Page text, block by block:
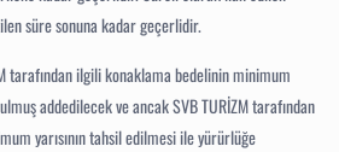
süre sonuna kadar geçerlidir.
tarafından ilgili konaklama bedelinin minimum
addedilecek ve ancak SVB TURİZM tarafından
yarısının tahsil edilmesi ile yürürlüğe